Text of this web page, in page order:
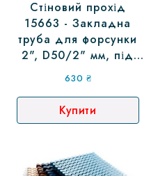
Стіновий прохід
15663 - Закладна
труба для форсунки
2", D50/2" мм, під
плівку
630 ₴
Купити